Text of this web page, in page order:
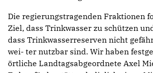
Die regierungstragenden Fraktionen
Ziel, dass Trinkwasser zu schützen
dass Trinkwasserreserven nicht
wei- ter nutzbar sind. Wir haben
örtliche Landtagsabgeordnete Axel